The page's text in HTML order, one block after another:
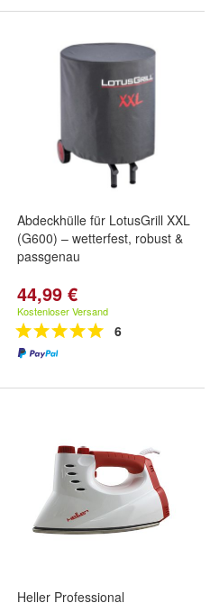
Abdeckhülle für LotusGrill XXL
(G600) – wetterfest, robust &
passgenau
44,99 €
Kostenloser Versand
6
Heller Professional